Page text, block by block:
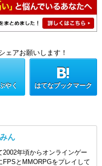
ェアお願いします！
やく はてなブックマーク
ん
2002年頃からオンラインゲー
FPSとMMORPGをプレイして